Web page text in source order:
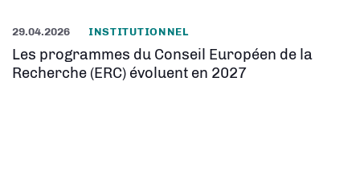
29.04.2026 INSTITUTIONNEL
Les programmes du Conseil Européen de la
Recherche (ERC) évoluent en 2027